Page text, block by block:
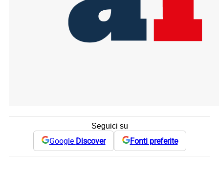
Seguici su
Google Discover Fonti preferite